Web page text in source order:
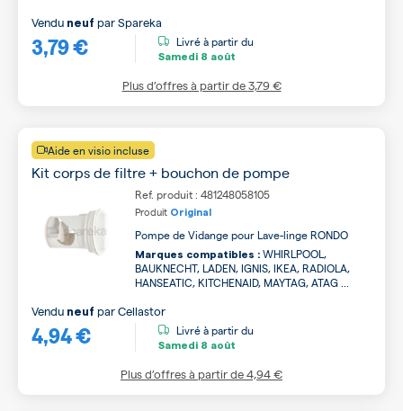
3,79 €
Vendu neuf parSpareka
Livré à partir du
Samedi 8 août
Plus d’offres à partir de3,79 €
Aide en visio incluse
Kit corps de filtre + bouchon de pompe
Ref. produit : 481248058105
Produit Original
Pompe de Vidange pour Lave-linge RONDO
Marques compatibles : WHIRLPOOL,
BAUKNECHT, LADEN, IGNIS, IKEA, RADIOLA,
HANSEATIC, KITCHENAID, MAYTAG, ATAG ...
4,94 €
Vendu neuf parCellastor
Livré à partir du
Samedi 8 août
Plus d’offres à partir de4,94 €